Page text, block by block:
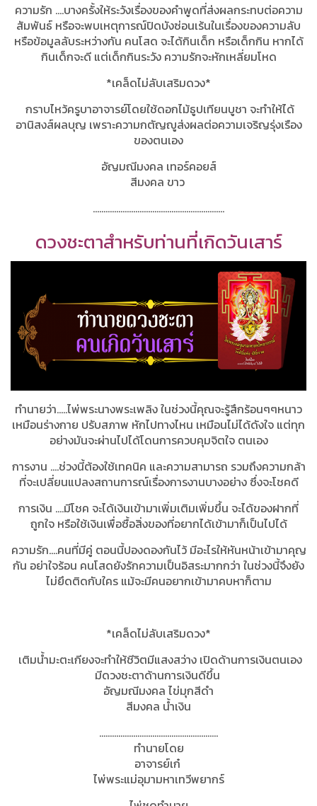
ความรัก ….บางครั้งให้ระวังเรื่องของคำพูดที่ส่งผลกระทบต่อความ
สัมพันธ์ หรือจะพบเหตุการณ์ปิดบังซ่อนเร้นในเรื่องของความลับ
หรือข้อมูลลับระหว่างกัน คนโสด จะได้กินเด็ก หรือเด็กกิน หากได้
กินเด็กจะดี แต่เด็กกินระวัง ความรักจะหักเหลี่ยมโหด
*เคล็ดไม่ลับเสริมดวง*
กราบไหว้ครูบาอาจารย์โดยใช้ดอกไม้ธูปเทียนบูชา จะทำให้ได้
อานิสงส์ผลบุญ เพราะความกตัญญูส่งผลต่อความเจริญรุ่งเรือง
ของตนเอง
อัญมณีมงคล เทอร์คอยส์
สีมงคล ขาว
..............................................................
ดวงชะตาสำหรับท่านที่เกิดวันเสาร์
ทำนายว่า.....ไพ่พระนางพระเพลิง ในช่วงนี้คุณจะรู้สึกร้อนๆๆหนาว
เหมือนร่างกาย ปรับสภาพ หักไปทางไหน เหมือนไม่ได้ดังใจ แต่ทุก
อย่างมันจะผ่านไปได้โดนการควบคุมจิตใจ ตนเอง
การงาน ….ช่วงนี้ต้องใช้เทคนิค และความสามารถ รวมถึงความกล้า
ที่จะเปลี่ยนแปลงสถานการณ์เรื่องการงานบางอย่าง ซึ่งจะโชคดี
การเงิน ….มีโชค จะได้เงินเข้ามาเพิ่มเติมเพิ่มขึ้น จะได้ของฝากที่
ถูกใจ หรือใช้เงินเพื่อซื้อสิ่งของที่อยากได้เข้ามาก็เป็นไปได้
ความรัก….คนที่มีคู่ ตอนนี้ปองดองกันไว้ มีอะไรให้หันหน้าเข้ามาคุญ
กัน อย่าใจร้อน คนโสดยังรักความเป็นอิสระมากกว่า ในช่วงนี้จึงยัง
ไม่ยึดติดกับใคร แม้จะมีคนอยากเข้ามาคบหาก็ตาม
*เคล็ดไม่ลับเสริมดวง*
เติมน้ำมะตะเกียงจะทำให้ชีวิตมีแสงสว่าง เปิดด้านการเงินตนเอง
มีดวงชะตาด้านการเงินดีขึ้น
อัญมณีมงคล ไข่มุกสีดำ
สีมงคล น้ำเงิน
........................................................
ทำนายโดย
อาจารย์เก๋
ไพ่พระแม่อุมามหาเทวีพยากร์